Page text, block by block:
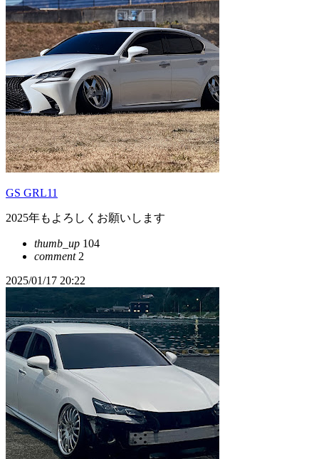
GS GRL11
2025年もよろしくお願いします
thumb_up 104
comment2
2025/01/17 20:22